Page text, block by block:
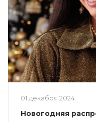
01 декабря 2024
Новогодняя